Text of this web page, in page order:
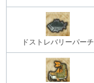
ドストレバリーパーチ